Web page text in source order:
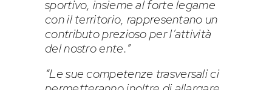
sportivo, insieme al forte legame
con il territorio, rappresentano un
contributo prezioso per l’attività
del nostro ente.”
“Le sue competenze trasversali ci